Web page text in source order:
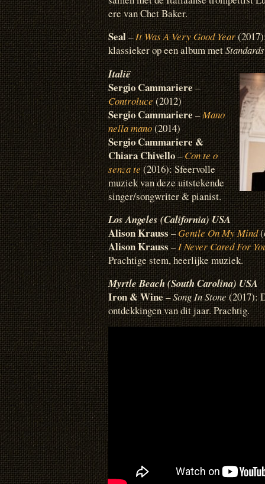
ere van Chet Baker.
Seal–It Was A Very Good Year
klassieker op een album metStandards
Italië
Sergio Cammariere–
Controluce(2012)
Sergio Cammariere–Mano
nella mano(2014)
Sergio Cammariere &
Chiara Chivello–Con te o
senza te (2016): Sfeervolle
muziek van deze uitstekende
singer/songwriter & pianist.
Los Angeles (California) USA
Alison Krauss–Gentle On My Mind
Alison Krauss–I Never Cared For
Prachtige stem, heerlijke muziek.
Myrtle Beach (South Carolina) USA
Iron & Wine–Song In Stone(2017):
ontdekkingen van dit jaar. Prachtig.